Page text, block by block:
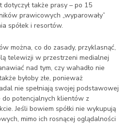
także prasy – po 15
prawicowych „wyparowały”
spółek i resortów.
można, co do zasady, przyklasnąć,
telewizji w przestrzeni medialnej
nad tym, czy wahadło nie
byłoby złe, ponieważ
nie spełniają swojej podstawowej
do potencjalnych klientów z
Jeśli bowiem spółki nie wykupują
mimo ich rosnącej oglądalności